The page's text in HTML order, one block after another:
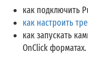
как подключить
как настроить
как запускать
OnClick форматах.